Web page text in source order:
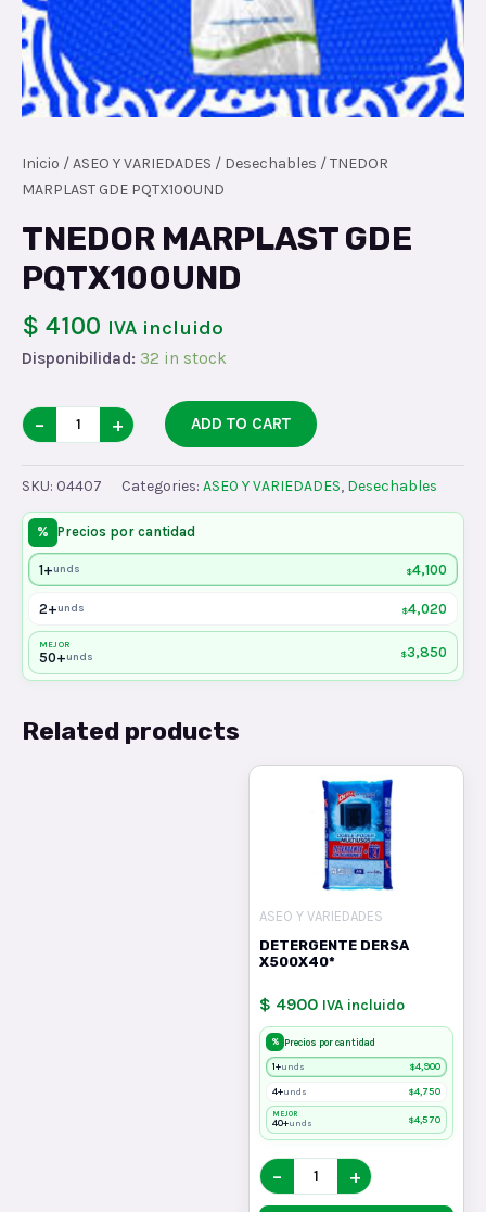
Inicio /ASEO Y VARIEDADES / Desechables / TNEDOR
MARPLAST GDE PQTX100UND
TNEDOR MARPLAST GDE
PQTX100UND
$ 4100 IVA incluido
Disponibilidad: 32 in stock
TNEDOR
MARPLAST
GDE
PQTX100UND
quantity
− + ADD TO CART
SKU: 04407 Categories: ASEO Y VARIEDADES, Desechables
% Precios por cantidad
1+unds $4,100
2+unds $4,020
MEJOR
50+unds $3,850
Related products
ASEO Y VARIEDADES
DETERGENTE DERSA
X500X40*
$ 4900 IVA incluido
% Precios por cantidad
1+unds $4,900
4+unds $4,750
MEJOR
40+unds $4,570
− +